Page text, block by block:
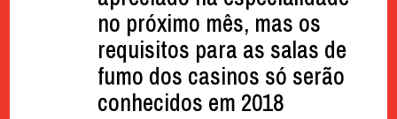
no próximo mês, mas os
requisitos para as salas de
fumo dos casinos só serão
conhecidos em 2018